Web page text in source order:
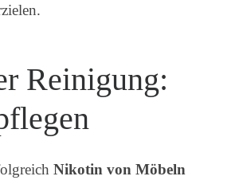
Reinigung:
Nikotin von Möbeln